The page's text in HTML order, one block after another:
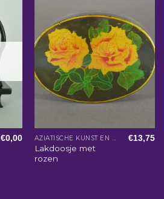
€0,00 AZIATISCHE KUNST EN WOONACCESSOIRES
Lakdoosje met
rozen
€13,75